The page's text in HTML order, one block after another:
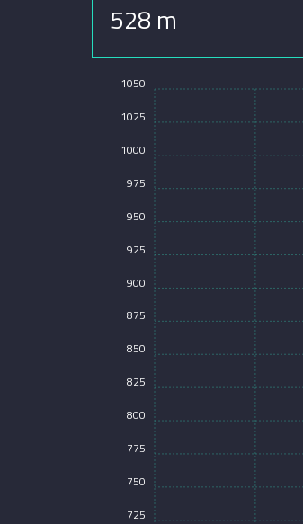
528 m
725
750
775
800
825
850
875
900
925
950
975
1000
1025
1050